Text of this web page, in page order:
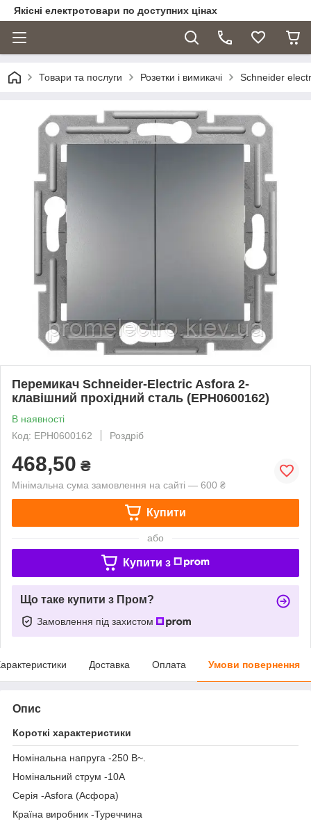
Якісні електротовари по доступних цінах
Товари та послуги Розетки і вимикачі Schneider
Перемикач Schneider-Electric Asfora 2-
клавішний прохідний сталь (EPH0600162)
В наявності
Код: EPH0600162
Роздріб
468,50 ₴
Мінімальна сума замовлення на сайті — 600 ₴
Купити
або
Купити з
Що таке купити з Пром?
Замовлення під захистом
Доставка Оплата Умови повернення
Опис
Короткі характеристики
Номінальна напруга -250 В~.
Номінальний струм -10А
Серія -Asfora (Асфора)
Країна виробник -Туреччина